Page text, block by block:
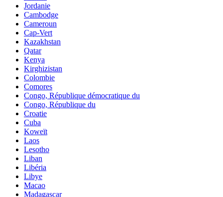
Jordanie
Cambodge
Cameroun
Cap-Vert
Kazakhstan
Qatar
Kenya
Kirghizistan
Colombie
Comores
Congo, République démocratique du
Congo, République du
Croatie
Cuba
Koweït
Laos
Lesotho
Liban
Libéria
Libye
Macao
Madagascar